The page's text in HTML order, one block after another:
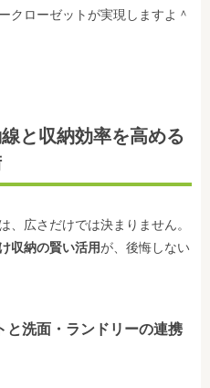
クローゼットが実現しますよ＾
と収納効率を高める
、広さだけでは決まりません。
収納の賢い活用が、後悔しない
と洗面・ランドリーの連携